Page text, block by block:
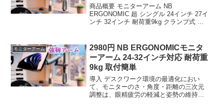
商品概要 モニターアーム NB
ERGONOMIC 超 シングル 24インチ 27イ
ンチ 32インチ 耐荷重9kg クランプ式 グ
ーアームスタンド パソコン...
モニターアーム
2980円 NB ERGONOMICモニタ
ーアーム 24-32インチ対応 耐荷重
9kg 取付簡単
導入 デスクワーク環境の最適化におい
て、モニターのさ・角度・距離の三次元
調整は、眼精疲労の軽減と姿勢の維持に